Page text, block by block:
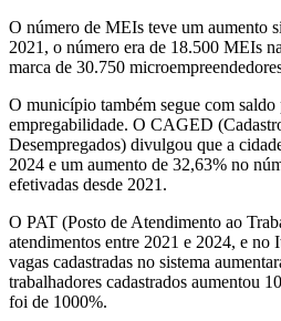
O número de MEIs teve um aumento
2021, o número era de 18.500 MEIs
marca de 30.750
O município também segue com
empregabilidade. O CAGED
Desempregados) divulgou que a
2024 e um aumento de 32,63% no
efetivadas desde 2021.
O PAT (Posto de Atendimento ao
atendimentos entre 2021 e 2024, e no
vagas cadastradas no sistema
trabalhadores cadastrados aumentou
foi de 1000%.